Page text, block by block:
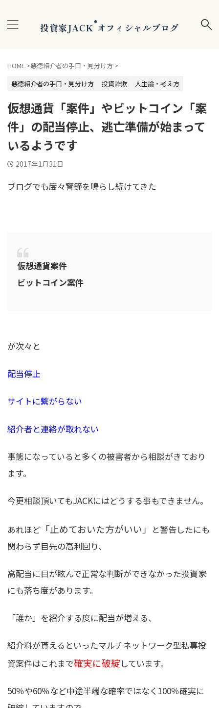
投資家JACK®オフィシャルブログ
HOME >悪徳紹介者の手口・見分け方 >
悪徳紹介者の手口・見分け方
投資詐欺 人生論・考え方
仮想通貨「案件」やビットコイン「案
件」の配当停止、逃亡準備が始まって
いるようです
2017年1月31日
ブログでも度々警鐘を鳴らし続けてきた
仮想通貨案件
ビットコイン案件
が次々と
配当停止
サイトに繋がらない
紹介者と連絡が取れない
事態になっていると多くの被害者から相談がきており
ます。
今更相談頂いてもJACKにはどうする事もできません。
あれほど 「止めておいた方がいい」 と警告したにも
関わらず目先の高利回り、
高配当に目が眩んで正常な判断ができなかった投資家
にも落ち度があります。
「誰か」を紹介する度に配当が増える、
紹介料が貰えるといったマルチネットワーク型私募投
資案件はこれまで確実に破綻 しています。
50％や60％など中途半端な確率ではなく100％確実に